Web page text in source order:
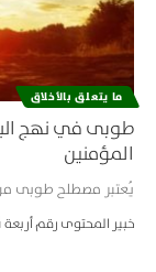
ما يتعلق بالأخلاق
طوبى في نهج
المؤمنين
يُعتبر مصطلح طوبى من
خبير المحتوى رقم أربعة